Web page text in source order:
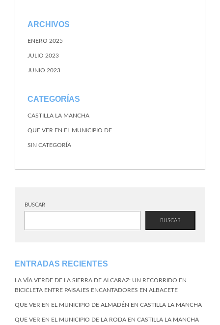
ARCHIVOS
ENERO 2025
JULIO 2023
JUNIO 2023
CATEGORÍAS
CASTILLA LA MANCHA
QUE VER EN EL MUNICIPIO DE
SIN CATEGORÍA
BUSCAR
BUSCAR
ENTRADAS RECIENTES
LA VÍA VERDE DE LA SIERRA DE ALCARAZ: UN RECORRIDO EN
BICICLETA ENTRE PAISAJES ENCANTADORES EN ALBACETE
QUE VER EN EL MUNICIPIO DE ALMADÉN EN CASTILLA LA MANCHA
QUE VER EN EL MUNICIPIO DE LA RODA EN CASTILLA LA MANCHA